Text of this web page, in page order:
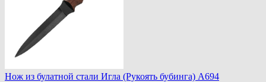
Нож из булатной стали Игла (Рукоять бубинга) A694